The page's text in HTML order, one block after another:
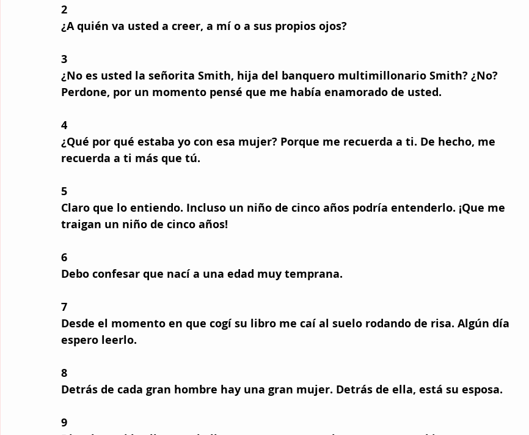
2
¿A quién va usted a creer, a mí o a sus propios ojos?
3
¿No es usted la señorita Smith, hija del banquero multimillonario Smith? ¿No?
Perdone, por un momento pensé que me había enamorado de usted.
4
¿Qué por qué estaba yo con esa mujer? Porque me recuerda a ti. De hecho, me
recuerda a ti más que tú.
5
Claro que lo entiendo. Incluso un niño de cinco años podría entenderlo. ¡Que me
traigan un niño de cinco años!
6
Debo confesar que nací a una edad muy temprana.
7
Desde el momento en que cogí su libro me caí al suelo rodando de risa. Algún día
espero leerlo.
8
Detrás de cada gran hombre hay una gran mujer. Detrás de ella, está su esposa.
9